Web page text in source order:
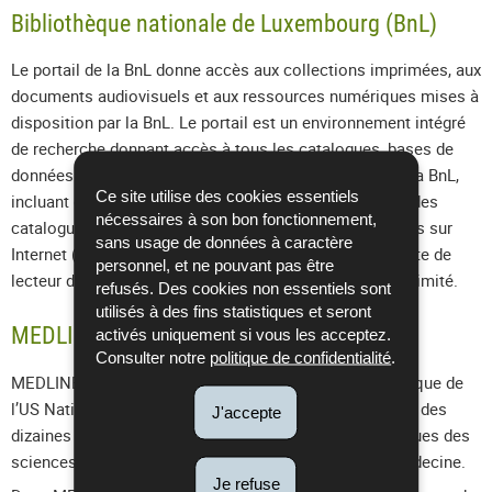
Ce site utilise des cookies essentiels
nécessaires à son bon fonctionnement,
sans usage de données à caractère
personnel, et ne pouvant pas être
refusés. Des cookies non essentiels sont
utilisés à des fins statistiques et seront
activés uniquement si vous les acceptez.
Consulter notre politique de confidentialité
J'accepte
Je refuse
Bibliothèque nationale de Luxembourg (BnL)
Le portail de la BnL donne accès aux collections imprimées, aux
documents audiovisuels et aux ressources numériques mises à
disposition par la BnL. Le portail est un environnement intégré
de recherche donnant accès à tous les catalogues, bases de
données et périodiques électroniques accessibles via la BnL,
incluant des ressources externes comme par exemple des
catalogues d'autres bibliothèques librement accessibles sur
Internet (free journals). Pour les non-titulaires d’une carte de
lecteur de la BnL, l’accès aux ressources de la BnL est limité.
MEDLINE (sous PubMed)
MEDLINE est la première base de données bibliographique de
l’US National Library of Medicine® (NLM). Elle contient des
dizaines de millions de références à des articles de revues des
sciences de la vie avec une concentration sur la biomédecine.